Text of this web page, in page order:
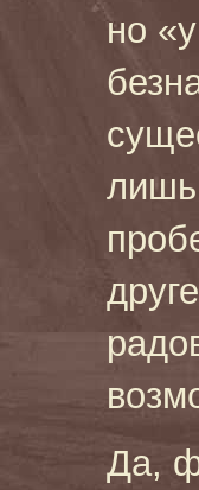
но
лишь
Да,